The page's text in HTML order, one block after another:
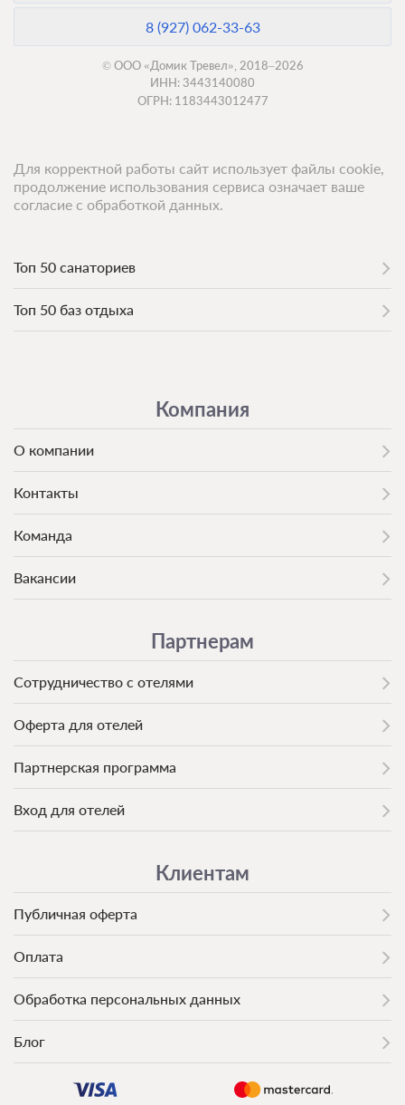
8 (927) 062-33-63
© ООО «Домик Тревел», 2018–2026
ИНН: 3443140080
ОГРН: 1183443012477
Топ 50 санаториев
Топ 50 баз отдыха
Компания
О компании
Контакты
Команда
Вакансии
Партнерам
Сотрудничество с отелями
Оферта для отелей
Партнерская программа
Вход для отелей
Клиентам
Публичная оферта
Оплата
Обработка персональных данных
Блог
Для корректной работы сайт использует файлы cookie,
продолжение использования сервиса означает ваше
согласие с обработкой данных.